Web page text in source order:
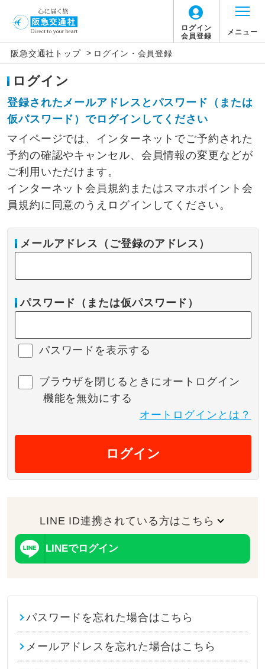
ログイン
会員登録
メニュー
阪急交通社トップ > ログイン・会員登録
ログイン
登録されたメールアドレスとパスワード（または
仮パスワード）でログインしてください
マイページでは、インターネットでご予約された
予約の確認やキャンセル、会員情報の変更などが
ご利用いただけます。
インターネット会員規約またはスマホポイント会
員規約に同意のうえログインしてください。
メールアドレス（ご登録のアドレス）
パスワード（または仮パスワード）
パスワードを表示する
ブラウザを閉じるときにオートログイン
機能を無効にする
オートログインとは？
ログイン
LINE ID連携されている方はこちら
LINEでログイン
パスワードを忘れた場合はこちら
メールアドレスを忘れた場合はこちら